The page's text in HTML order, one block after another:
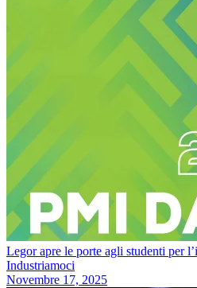
Legor apre le porte agli studenti per
Industriamoci
Novembre 17, 2025